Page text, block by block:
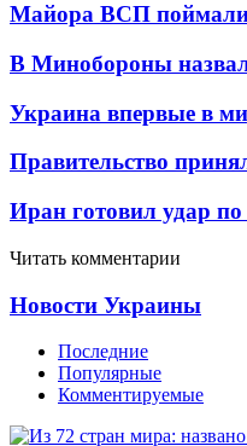
Майора ВСП
В Минобороны
Украина впервые в
Правительство
Иран готовил удар
Читать комментарии
Новости Украины
Последние
Популярные
Комментируемые